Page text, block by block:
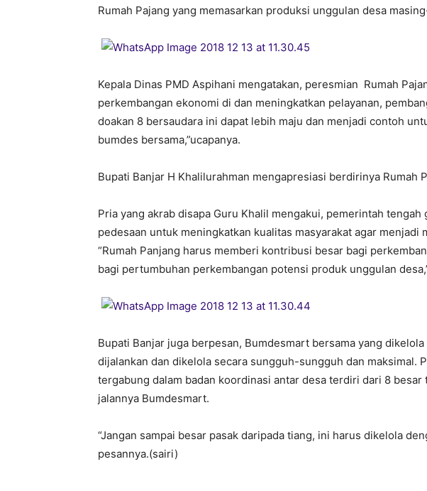
Rumah Pajang yang memasarkan produksi unggulan desa
Kepala Dinas PMD Aspihani mengatakan, peresmian Rumah
perkembangan ekonomi di dan meningkatkan pelayanan,
doakan 8 bersaudara ini dapat lebih maju dan menjadi contoh
bumdes bersama,”ucapanya.
Bupati Banjar H Khalilurahman mengapresiasi berdirinya Rumah
Pria yang akrab disapa Guru Khalil mengakui, pemerintah tengah
pedesaan untuk meningkatkan kualitas masyarakat agar menjadi
“Rumah Panjang harus memberi kontribusi besar bagi
bagi pertumbuhan perkembangan potensi produk unggulan
Bupati Banjar juga berpesan, Bumdesmart bersama yang
dijalankan dan dikelola secara sungguh-sungguh dan maksimal.
tergabung dalam badan koordinasi antar desa terdiri dari 8
jalannya Bumdesmart.
“Jangan sampai besar pasak daripada tiang, ini harus dikelola
pesannya.(sairi)